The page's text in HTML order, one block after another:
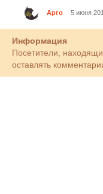
Арго 5 июня
Информация
Посетители,
оставлять